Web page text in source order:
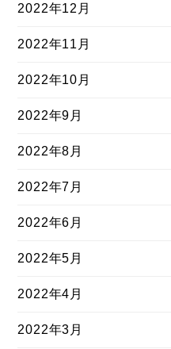
2022年12月
2022年11月
2022年10月
2022年9月
2022年8月
2022年7月
2022年6月
2022年5月
2022年4月
2022年3月